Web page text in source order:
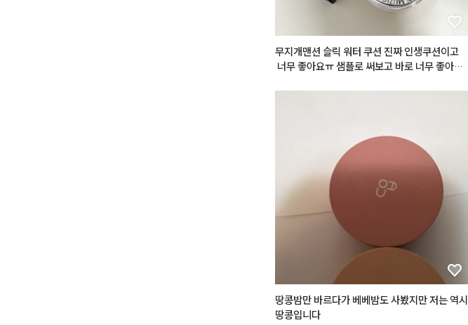
무지개맨션 슬릭 워터 쿠션 진짜 인생쿠션이고
너무 좋아요ㅠ 샘플로 써보고 바로 너무 좋아서
라도 있어서 좋아요. 슬릭워터쿠션 P21가 완전
대박인데 좋은 이유가 21호 피부에 완전  착붙 자
연스러운 핑크베이스 컬러에요. 또 이게 메쉬쿠
션이라서 내 피부처럼 얇게 밀착되고, 건조하지
않아서 뜨지도 않아서 정말 내 피부처럼 연출돼
요. 트러블이나 잡티도 감쪽같이 얇게 가려주고
근데 화떡 느낌 안나서 최애 인생 쿠션ㅠ
땅콩밤만 바르다가 베베밤도 사봤지만 저는 역시
땅콩입니다